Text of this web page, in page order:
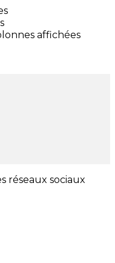
affichées
réseaux sociaux